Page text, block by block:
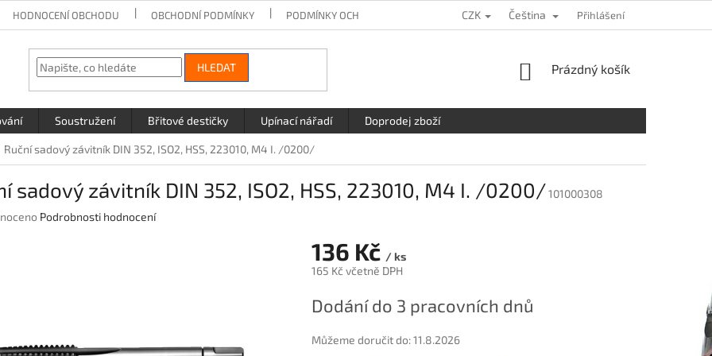
HODNOCENÍ OBCHODU OBCHODNÍ PODMÍNKY PODMÍNKY OCHRANY OSOBNÍCH ÚDAJŮ KDE NÁS NAJDETE NAPIŠTE NÁM
CZK Čeština Přihlášení
HLEDAT
NÁKUPNÍ
Prázdný košík
Soustružení Břitové destičky Upínací nářadí Doprodej zboží
Ruční sadový závitník DIN 352, ISO2, HSS, 223010, M4 I. /0200/
sadový závitník DIN 352, ISO2, HSS, 223010, M4 I. /0200/101000308
Podrobnosti hodnocení
136 Kč / ks
165 Kč včetně DPH
cena:
Dodání do 3 pracovních dnů
Můžeme doručit do: 11.8.2026